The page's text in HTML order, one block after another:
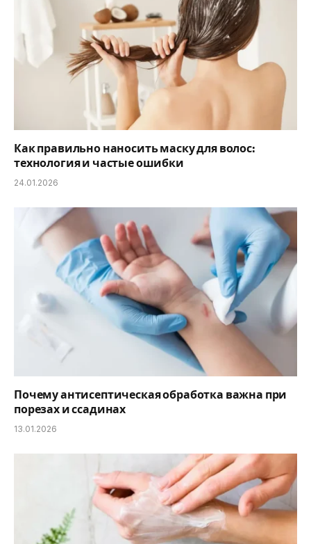
Как правильно наносить маску для волос:
технология и частые ошибки
24.01.2026
Почему антисептическая обработка важна при
порезах и ссадинах
13.01.2026